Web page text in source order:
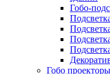
Гобо-
Гобо